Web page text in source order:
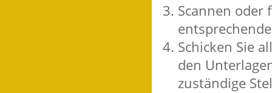
Scannen oder
Schicken Sie
den
zuständige